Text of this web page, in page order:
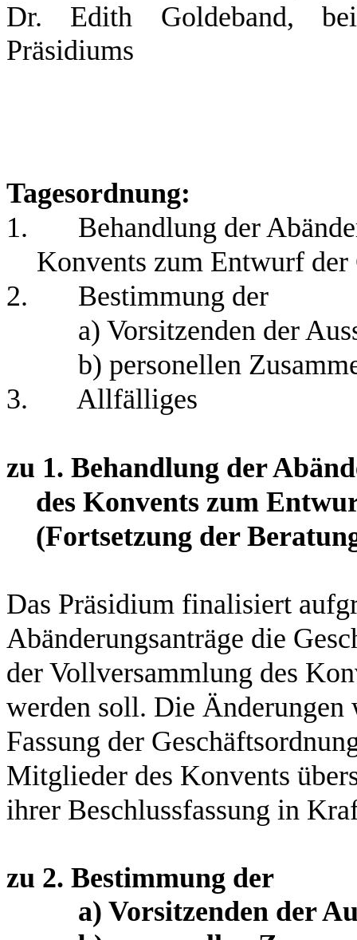
Dr. Edith Goldeband,
Präsidiums
Tagesordnung:
1.
Behandlung der
Konvents zum Entwurf der
2.
Bestimmung der
a) Vorsitzenden der
b) personellen
3.
Allfälliges
zu 1. Behandlung der
des Konvents zum
(Fortsetzung der
Das Präsidium finalisiert
Abänderungsanträge die
der Vollversammlung des
werden soll. Die Änderungen
Fassung der
Mitglieder des Konvents
ihrer Beschlussfassung in
zu 2. Bestimmung der
a) Vorsitzenden der